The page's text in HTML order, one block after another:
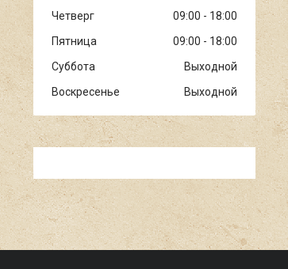
Четверг
09:00
18:00
Пятница
09:00
18:00
Суббота
Выходной
Воскресенье
Выходной